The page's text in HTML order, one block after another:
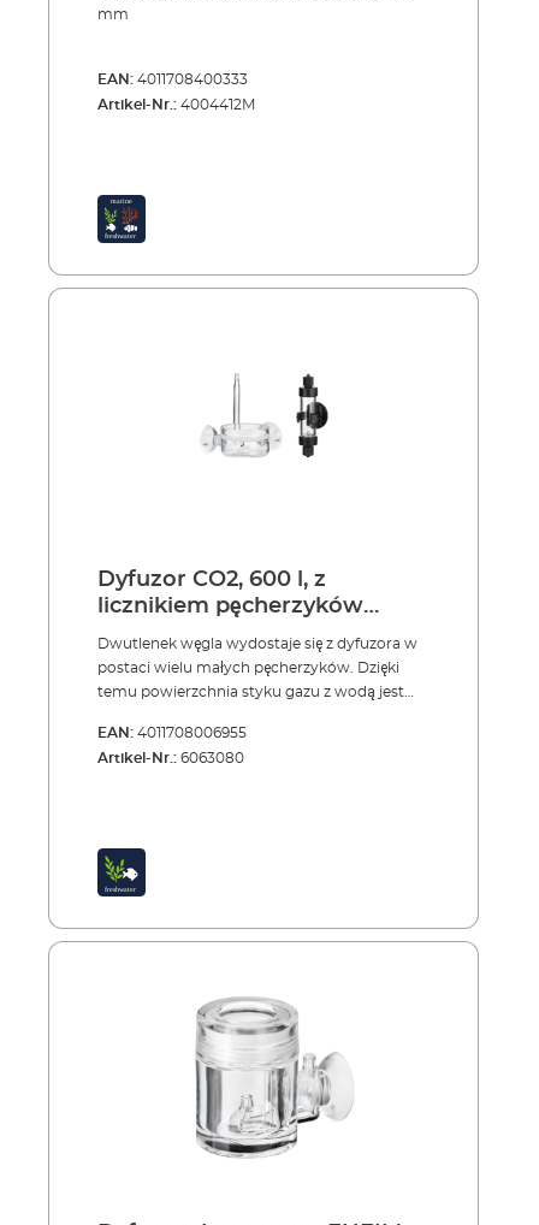
mm
EAN: 4011708400333
Artikel-Nr.: 4004412M
Dyfuzor CO2, 600 l, z
licznikiem pęcherzyków
marki EHEIM
Dwutlenek węgla wydostaje się z dyfuzora w
postaci wielu małych pęcherzyków. Dzięki
temu powierzchnia styku gazu z wodą jest
CO2. Licznik pęcherzyków służy do
wzrokowej kontroli dawkowania CO2. Ogólna
większych akwariów o maksymalnej
pojemności 600 lDyfuzor z wysokiej jakości
zabezpieczony zaworem zwrotnym zapewnia
optymalną i skuteczną dystrybucję
pęcherzyków gazu w dużym akwarium.
Urządzenie mocowane w narożniku przy
pomocy dwóch mocnych przyssawek
zajmuje niewiele miejsca. Zalety: Łatwy w
użytkowaniu dyfuzor o dużej powierzchni
Optymala dystrybucja pęcherzyków CO2 w
dawkowania CO2 Wbudowany zawór
EAN: 4011708006955
Artikel-Nr.: 6063080